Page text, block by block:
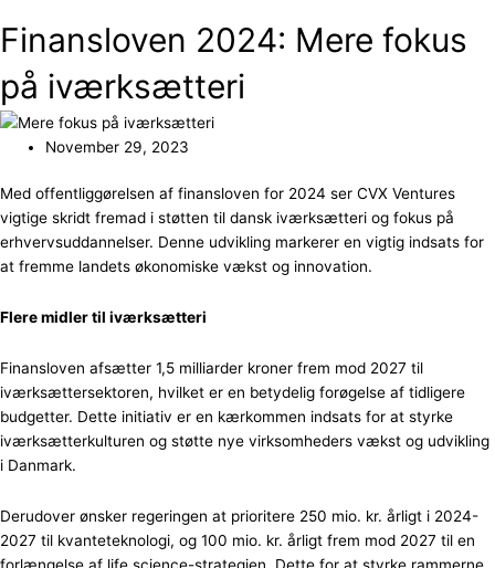
Finansloven 2024: Mere fokus
på iværksætteri
November 29, 2023
Med offentliggørelsen af finansloven for 2024 ser CVX Ventures
vigtige skridt fremad i støtten til dansk iværksætteri og fokus på
erhvervsuddannelser. Denne udvikling markerer en vigtig indsats for
at fremme landets økonomiske vækst og innovation.
Flere midler til iværksætteri
Finansloven afsætter 1,5 milliarder kroner frem mod 2027 til
iværksættersektoren, hvilket er en betydelig forøgelse af tidligere
budgetter. Dette initiativ er en kærkommen indsats for at styrke
iværksætterkulturen og støtte nye virksomheders vækst og udvikling
i Danmark.
Derudover ønsker regeringen at prioritere 250 mio. kr. årligt i 2024-
2027 til kvanteteknologi, og 100 mio. kr. årligt frem mod 2027 til en